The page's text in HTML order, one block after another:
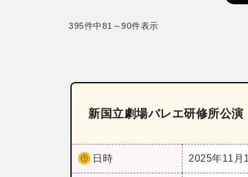
395件中81～90件表示
新国立劇場バレエ研修所公演
日時 2025年11月